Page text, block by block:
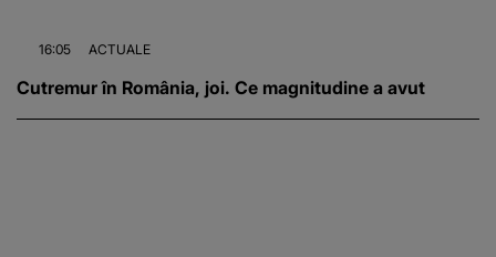
16:05 ACTUALE
Cutremur în România, joi. Ce magnitudine a avut